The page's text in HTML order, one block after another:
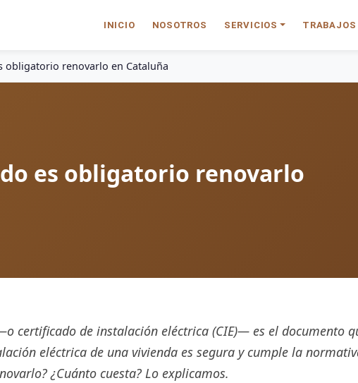
INICIO NOSOTROS SERVICIOS TRABAJOS
obligatorio renovarlo en Cataluña
es obligatorio renovarlo
certificado de instalación eléctrica (CIE)— es el documento
eléctrica de una vivienda es segura y cumple la
¿Cuánto cuesta? Lo explicamos.